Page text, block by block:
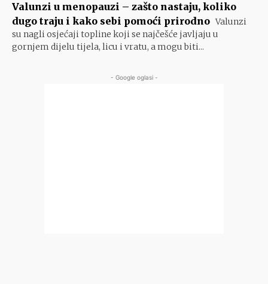
Valunzi u menopauzi – zašto nastaju, koliko
dugo traju i kako sebi pomoći prirodno Valunzi
su nagli osjećaji topline koji se najčešće javljaju u
gornjem dijelu tijela, licu i vratu, a mogu biti...
- Google oglasi -